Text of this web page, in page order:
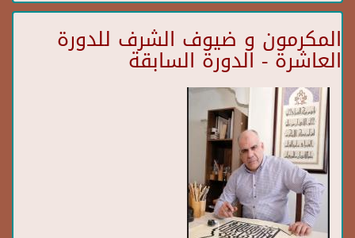
المكرمون و ضيوف الشرف للدورة
العاشرة - الدورة السابقة